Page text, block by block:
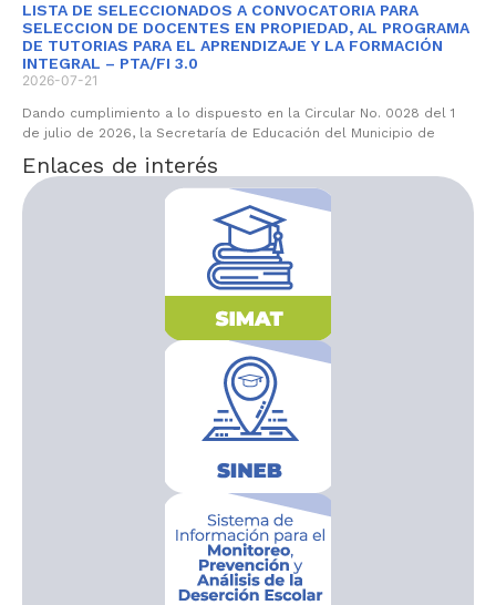
LISTA DE SELECCIONADOS A CONVOCATORIA PARA
SELECCION DE DOCENTES EN PROPIEDAD, AL PROGRAMA
DE TUTORIAS PARA EL APRENDIZAJE Y LA FORMACIÓN
INTEGRAL – PTA/FI 3.0
2026-07-21
Dando cumplimiento a lo dispuesto en la Circular No. 0028 del 1
de julio de 2026, la Secretaría de Educación del Municipio de
Enlaces de interés